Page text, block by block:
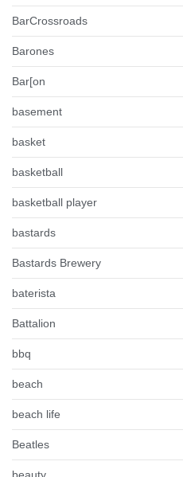
BarCrossroads
Barones
Bar[on
basement
basket
basketball
basketball player
bastards
Bastards Brewery
baterista
Battalion
bbq
beach
beach life
Beatles